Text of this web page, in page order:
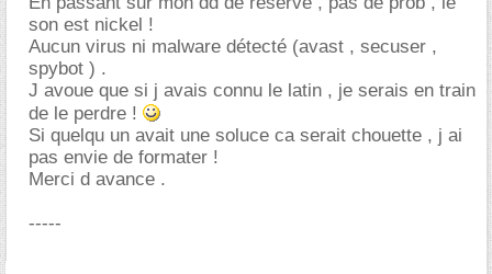
son est nickel !
Aucun virus ni malware détecté (avast , secuser ,
spybot ) .
J avoue que si j avais connu le latin , je serais en train
de le perdre !
Si quelqu un avait une soluce ca serait chouette , j ai
pas envie de formater !
Merci d avance .
-----